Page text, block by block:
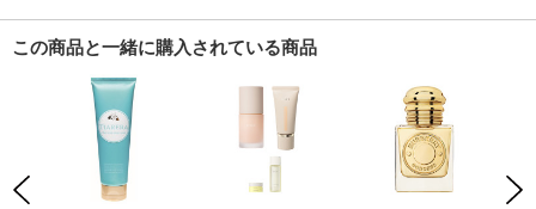
この商品と一緒に購入されている商品
Previous Next